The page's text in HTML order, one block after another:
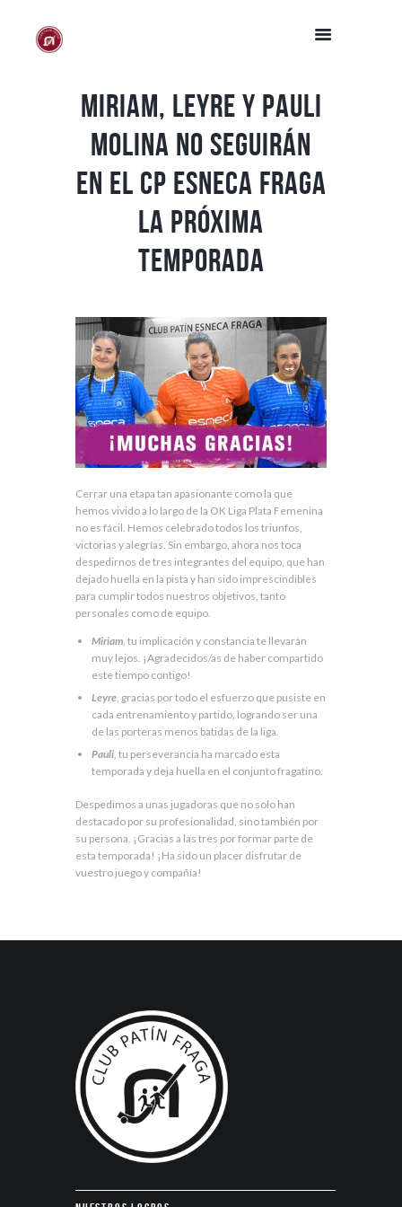
Miriam, Leyre y Pauli
Molina no seguirán
en el CP Esneca Fraga
la próxima
temporada
Cerrar una etapa tan apasionante como la que
hemos vivido a lo largo de la OK Liga Plata Femenina
no es fácil. Hemos celebrado todos los triunfos,
victorias y alegrías. Sin embargo, ahora nos toca
despedirnos de tres integrantes del equipo, que han
dejado huella en la pista y han sido imprescindibles
para cumplir todos nuestros objetivos, tanto
personales como de equipo.
Miriam , tu implicación y constancia te llevarán
muy lejos. ¡Agradecidos/as de haber compartido
este tiempo contigo!
Leyre , gracias por todo el esfuerzo que pusiste en
cada entrenamiento y partido, logrando ser una
de las porteras menos batidas de la liga.
Pauli , tu perseverancia ha marcado esta
temporada y deja huella en el conjunto fragatino.
Despedimos a unas jugadoras que no solo han
destacado por su profesionalidad, sino también por
su persona. ¡Gracias a las tres por formar parte de
esta temporada! ¡Ha sido un placer disfrutar de
vuestro juego y compañía!